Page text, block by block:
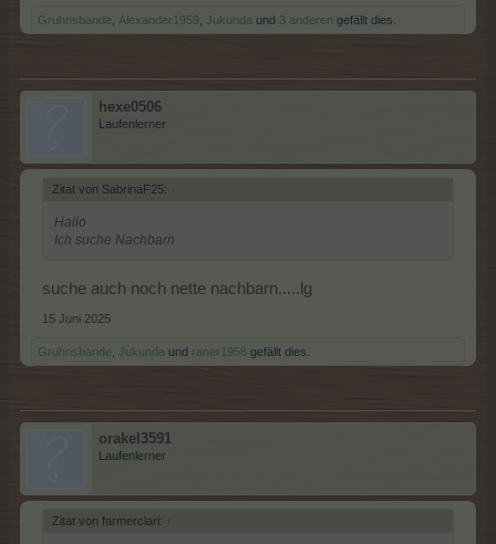
Gruhnsbande Alexander1959 Jukunda und 3 anderen gefällt dies.
hexe0506
Laufenlerner
Zitat von SabrinaF25: ↑
Hallo
Ich suche Nachbarn
suche auch noch nette nachbarn.....lg
15 Juni 2025
Gruhnsbande Jukunda und raner1958 gefällt dies.
orakel3591
Laufenlerner
Zitat von farmerclari: ↑